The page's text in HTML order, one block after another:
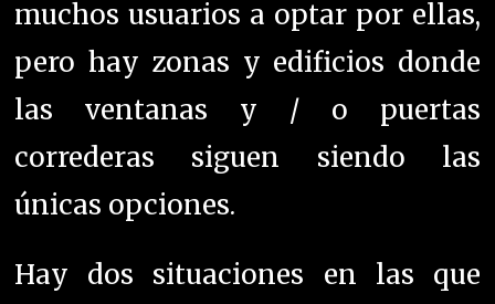
muchos usuarios a optar por ellas,
pero hay zonas y edificios donde
las ventanas y / o puertas
correderas siguen siendo las
únicas opciones.
Hay dos situaciones en las que